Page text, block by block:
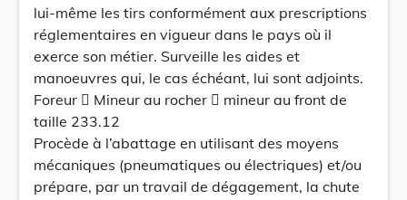
lui-même les tirs conformément aux prescriptions
réglementaires en vigueur dans le pays où il
exerce son métier. Surveille les aides et
manoeuvres qui, le cas échéant, lui sont adjoints.
Foreur  Mineur au rocher  mineur au front de
taille 233.12
Procède à l’abattage en utilisant des moyens
mécaniques (pneumatiques ou électriques) et/ou
prépare, par un travail de dégagement, la chute